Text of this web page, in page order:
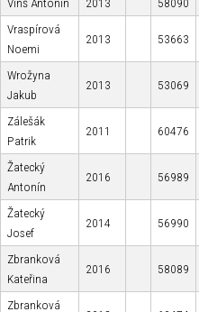
Vraspírová
Noemi
2013 53663
Wrožyna
Jakub
2013 53069
Zálešák
Patrik
2011 60476
Žatecký
Antonín
2016 56989
Žatecký
Josef
2014 56990
Zbranková
Kateřina
2016 58089
Zbranková